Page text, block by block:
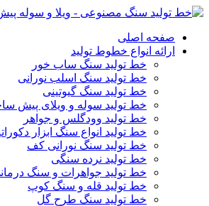
صفحه اصلی
ارائه انواع خطوط تولید
خط تولید سنگ ساب خور
خط تولید سنگ اسلب نورانی
خط تولید سنگ گیوتینی
خط تولید سوله و ویلای پیش
خط تولید وودگلس و جواهر
خط تولید انواع سنگ ابزار
خط تولید سنگ نورانی کف
خط تولید نرده سنگی
خط تولید جواهرات و سنگ
خط تولید قله و سنگ کوپ
خط تولید سنگ طرح گل